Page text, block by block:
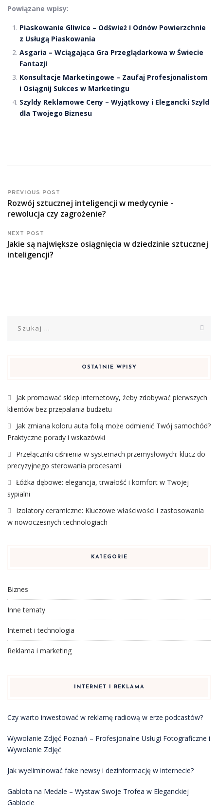
Powiązane wpisy:
Piaskowanie Gliwice – Odśwież i Odnów Powierzchnie
z Usługą Piaskowania
Asgaria – Wciągająca Gra Przeglądarkowa w Świecie
Fantazji
Konsultacje Marketingowe – Zaufaj Profesjonalistom
i Osiągnij Sukces w Marketingu
Szyldy Reklamowe Ceny – Wyjątkowy i Elegancki Szyld
dla Twojego Biznesu
PREVIOUS POST
Rozwój sztucznej inteligencji w medycynie -
rewolucja czy zagrożenie?
NEXT POST
Jakie są największe osiągnięcia w dziedzinie sztucznej
inteligencji?
OSTATNIE WPISY
Jak promować sklep internetowy, żeby zdobywać pierwszych
klientów bez przepalania budżetu
Jak zmiana koloru auta folią może odmienić Twój samochód?
Praktyczne porady i wskazówki
Przełączniki ciśnienia w systemach przemysłowych: klucz do
precyzyjnego sterowania procesami
Łóżka dębowe: elegancja, trwałość i komfort w Twojej
sypialni
Izolatory ceramiczne: Kluczowe właściwości i zastosowania
w nowoczesnych technologiach
KATEGORIE
Biznes
Inne tematy
Internet i technologia
Reklama i marketing
INTERNET I REKLAMA
Czy warto inwestować w reklamę radiową w erze podcastów?
Wywołanie Zdjęć Poznań – Profesjonalne Usługi Fotograficzne i
Wywołanie Zdjęć
Jak wyeliminować fake newsy i dezinformację w internecie?
Gablota na Medale – Wystaw Swoje Trofea w Eleganckiej
Gablocie